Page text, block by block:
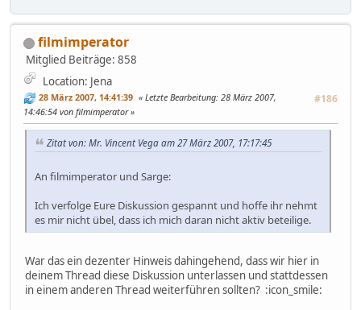
filmimperator
Mitglied Beiträge: 858
Location: Jena
28 März 2007, 14:41:39 #186
Letzte Bearbeitung: 28 März 2007,
14:46:54 von filmimperator
Zitat von: Mr. Vincent Vega am 27 März 2007, 17:17:45
An filmimperator und Sarge:
Ich verfolge Eure Diskussion gespannt und hoffe ihr nehmt
es mir nicht übel, dass ich mich daran nicht aktiv beteilige.
War das ein dezenter Hinweis dahingehend, dass wir hier in
deinem Thread diese Diskussion unterlassen und stattdessen
in einem anderen Thread weiterführen sollten? :icon_smile: